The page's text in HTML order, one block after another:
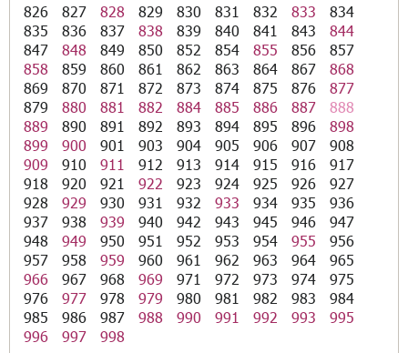
826
827 828 829 830 831 832 833
834
835
836 837 838 839 840 841 843
844
847
848 849 850 852 854 855 856
857
858
859 860 861 862 863 864 867
868
869
870 871 872 873 874 875 876
877
879
880 881 882 884 885 886 887
888
889
890 891 892 893 894 895 896
898
899
900 901 903 904 905 906 907
908
909
910 911 912 913 914 915 916
917
918
920 921 922 923 924 925 926
927
928
929 930 931 932 933 934 935
936
937
938 939 940 942 943 945 946
947
948
949 950 951 952 953 954 955
956
957
958 959 960 961 962 963 964
965
966
967 968 969 971 972 973 974
975
976
977 978 979 980 981 982 983
984
985
986 987 988 990 991 992 993
995
996
997 998